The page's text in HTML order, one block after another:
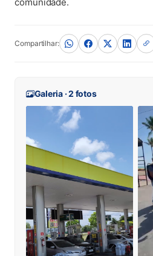
Compartilhar:
Galeria · 2 fotos